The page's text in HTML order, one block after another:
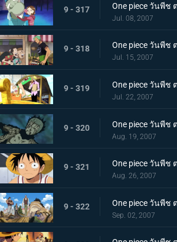
9 - 317
Jul. 08, 2007
9 - 318
Jul. 15, 2007
9 - 319
Jul. 22, 2007
9 - 320
Aug. 19, 2007
9 - 321
Aug. 26, 2007
9 - 322
Sep. 02, 2007